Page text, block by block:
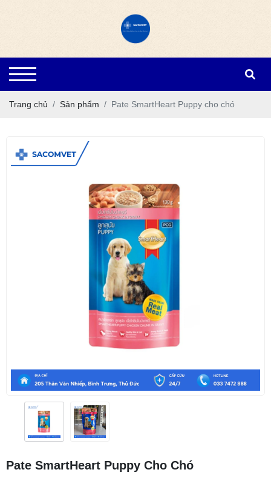
Trang chủ Sản phẩm Pate SmartHeart Puppy cho chó
Pate SmartHeart Puppy Cho Chó